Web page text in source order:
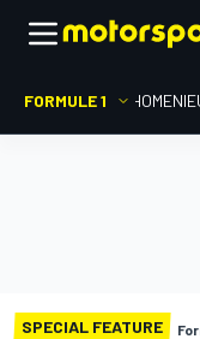
FORMULE 1 HOME
SPECIAL FEATURE